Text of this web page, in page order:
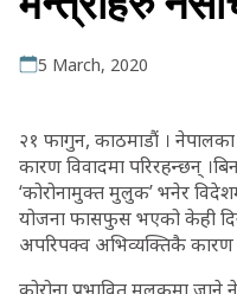
5 March, 2020
२१ फागुन, काठमाडौं ।
कारण विवादमा परिरहन्छन्
‘कोरोनामुक्त मुलुक’ भनेर
योजना फासफुस भएको केही
अपरिपक्व अभिव्यक्तिकै कारण